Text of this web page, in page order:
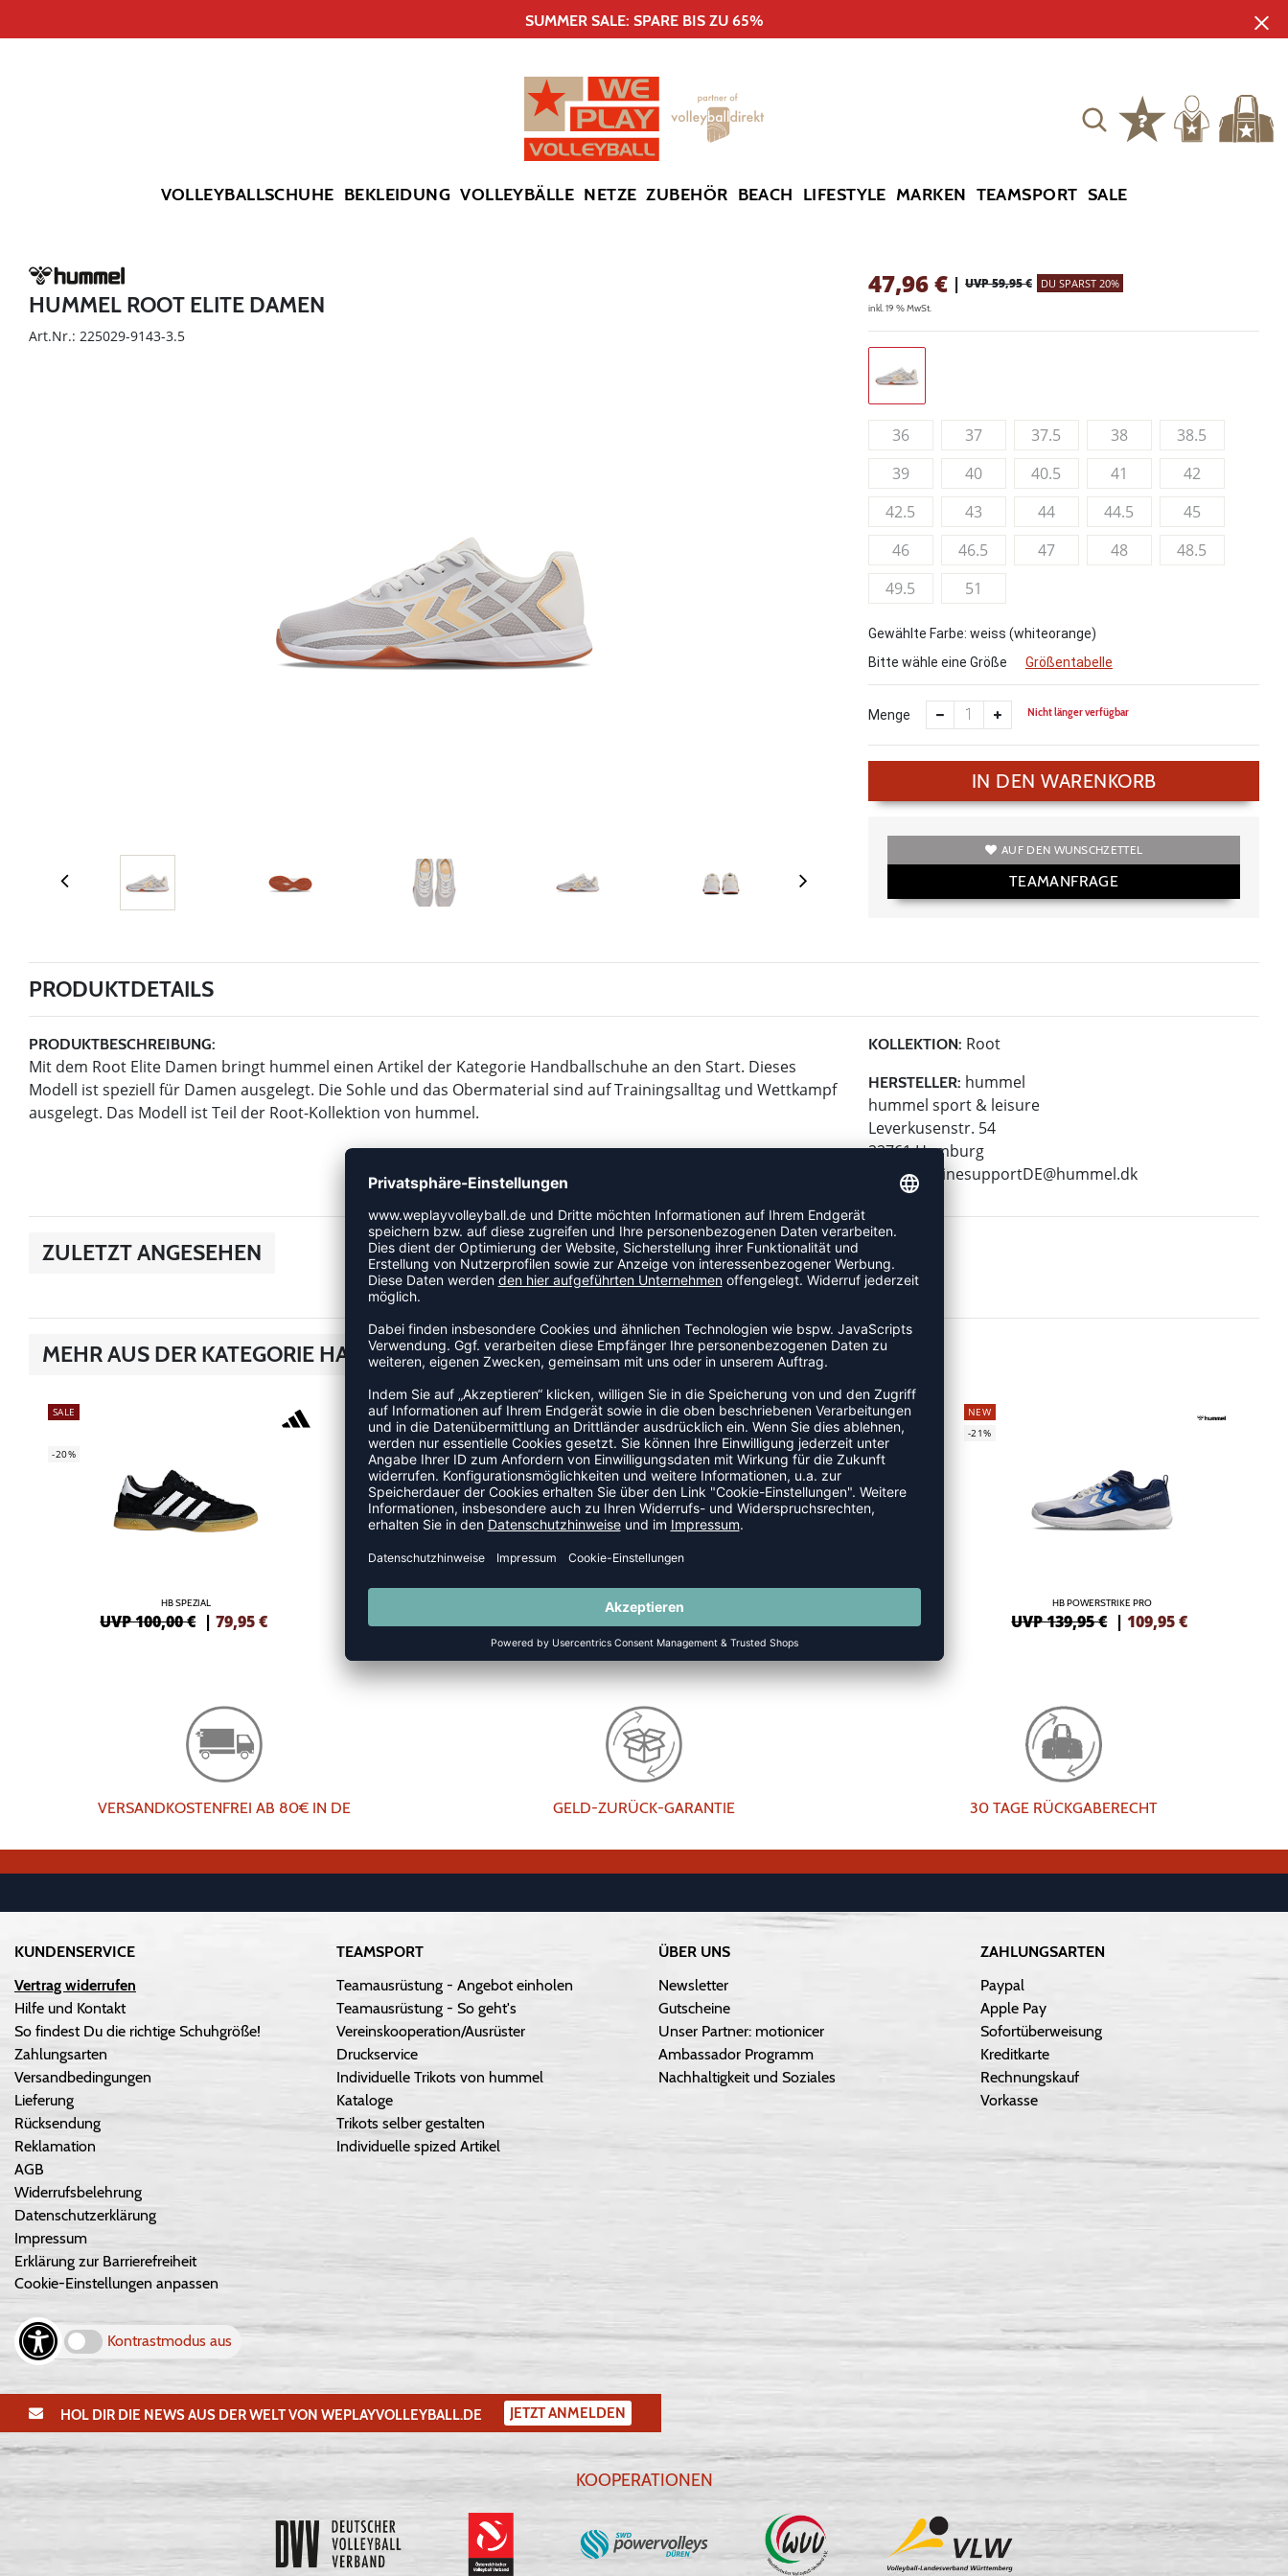
SUMMER SALE: SPARE BIS ZU 65%
VOLLEYBALLSCHUHE BEKLEIDUNG VOLLEYBÄLLE NETZE ZUBEHÖR BEACH LIFESTYLE MARKEN TEAMSPORT SALE
HUMMEL ROOT ELITE DAMEN
Art.Nr.: 225029-9143-3.5
47,96€ | UVP 59,95 € DU SPARST 20%
inkl. 19 % MwSt.
36 37 37.5 38
38.5
39
40 40.5 41
42
42.5
43 44 44.5
45
46
46.5 47 48
48.5
49.5
51
Gewählte Farbe: weiss (whiteorange)
Bitte wähle eine Größe
Größentabelle
Menge Nicht länger verfügbar
IN DEN WARENKORB
AUF DEN WUNSCHZETTEL
TEAMANFRAGE
PRODUKTDETAILS
PRODUKTBESCHREIBUNG:
Mit dem Root Elite Damen bringt hummel einen Artikel der Kategorie Handballschuhe an den Start. Dieses
Modell ist speziell für Damen ausgelegt. Die Sohle und das Obermaterial sind auf Trainingsalltag und Wettkampf
ausgelegt. Das Modell ist Teil der Root-Kollektion von hummel.
KOLLEKTION: Root
HERSTELLER: hummel
hummel sport & leisure
Leverkusenstr. 54
22761 Hamburg
E-Mail: onlinesupportDE@hummel.dk
ZULETZT ANGESEHEN
MEHR AUS DER KATEGORIE HANDBALLSCHUHE
SALE
-20%
HB SPEZIAL
UVP 100,00 € |79,95€
-17%
UVP 120,00 € |99,95€
NEW
-15%
UVP 59,95 € |50,96€
NEW
-21%
HB POWERSTRIKE PRO
UVP 139,95 € |109,95€
VERSANDKOSTENFREI AB 80€ IN DE GELD-ZURÜCK-GARANTIE 30 TAGE RÜCKGABERECHT
KUNDENSERVICE
Vertrag widerrufen
Hilfe und Kontakt
So findest Du die richtige Schuhgröße!
Zahlungsarten
Versandbedingungen
Lieferung
Rücksendung
Reklamation
AGB
Widerrufsbelehrung
Datenschutzerklärung
Impressum
Erklärung zur Barrierefreiheit
Cookie-Einstellungen anpassen
Kontrastmodus aus
TEAMSPORT
Teamausrüstung - Angebot einholen
Teamausrüstung - So geht's
Vereinskooperation/Ausrüster
Druckservice
Individuelle Trikots von hummel
Kataloge
Trikots selber gestalten
Individuelle spized Artikel
ÜBER UNS
Newsletter
Gutscheine
Unser Partner: motionicer
Ambassador Programm
Nachhaltigkeit und Soziales
ZAHLUNGSARTEN
Paypal
Apple Pay
Sofortüberweisung
Kreditkarte
Rechnungskauf
Vorkasse
HOL DIR DIE NEWS AUS DER WELT VON WEPLAYVOLLEYBALL.DE JETZT ANMELDEN
KOOPERATIONEN